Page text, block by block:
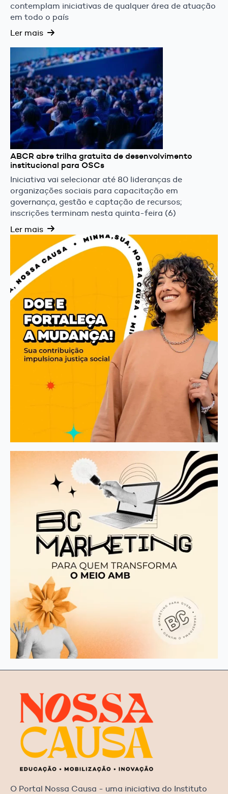
contemplam iniciativas de qualquer área de atuação
em todo o país
Ler mais
ABCR abre trilha gratuita de desenvolvimento
institucional para OSCs
Iniciativa vai selecionar até 80 lideranças de
organizações sociais para capacitação em
governança, gestão e captação de recursos;
inscrições terminam nesta quinta-feira (6)
Ler mais
O Portal Nossa Causa - uma iniciativa do Instituto